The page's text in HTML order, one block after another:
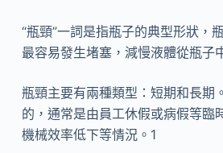
“瓶頸”一詞是指瓶子的典型形狀，
最容易發生堵塞，減慢液體從瓶子
瓶頸主要有兩種類型：短期和長期
的，通常是由員工休假或病假等臨
機械效率低下等情況。1